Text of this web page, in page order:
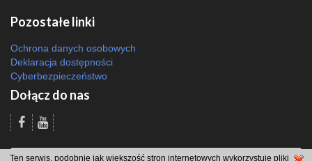
Pozostałe linki
Ochrona danych osobowych
Deklaracja dostępności
Cyberbezpieczeństwo
Dołącz do nas
Odsłon: 6808 | |Polityka bezpieczeństwa i polityka cookies|Redakcja|2007
Ten serwis, podobnie jak większość stron internetowych wykorzystuje pliki